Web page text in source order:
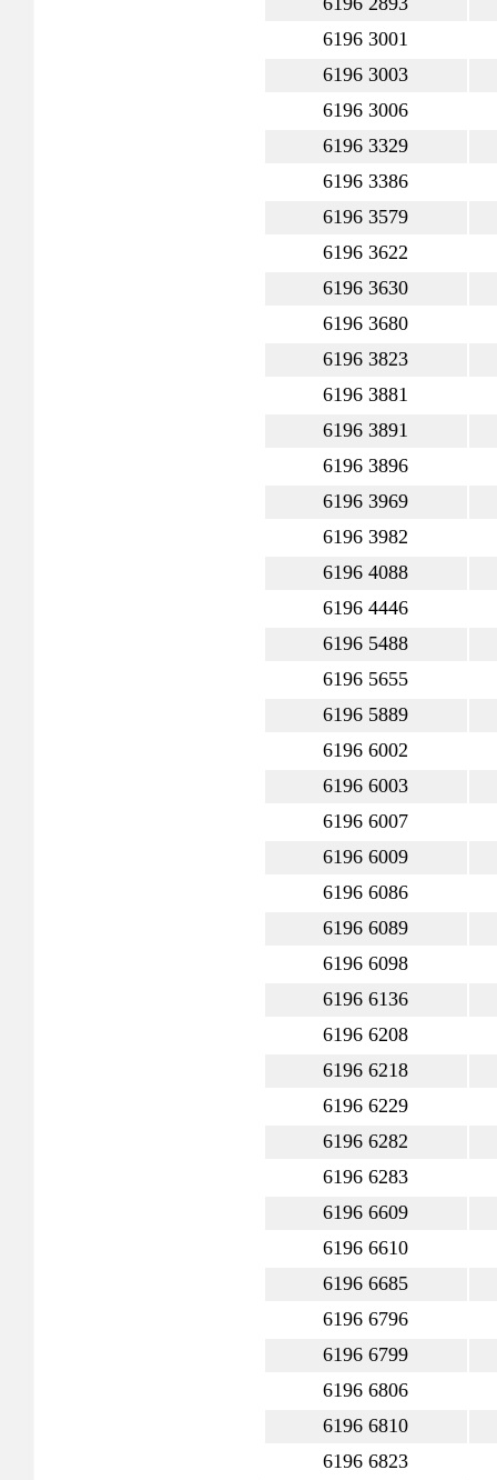
6196 3001
6196 3003
6196 3006
6196 3329
6196 3386
6196 3579
6196 3622
6196 3630
6196 3680
6196 3823
6196 3881
6196 3891
6196 3896
6196 3969
6196 3982
6196 4088
6196 4446
6196 5488
6196 5655
6196 5889
6196 6002
6196 6003
6196 6007
6196 6009
6196 6086
6196 6089
6196 6098
6196 6136
6196 6208
6196 6218
6196 6229
6196 6282
6196 6283
6196 6609
6196 6610
6196 6685
6196 6796
6196 6799
6196 6806
6196 6810
6196 6823